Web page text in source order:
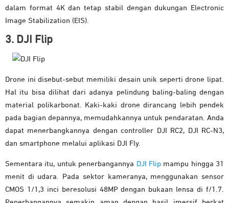
dalam format 4K dan tetap stabil dengan dukungan Electronic
Image Stabilization (EIS).
3. DJI Flip
Drone ini disebut-sebut memiliki desain unik seperti drone lipat.
Hal itu bisa dilihat dari adanya pelindung baling-baling dengan
material polikarbonat. Kaki-kaki drone dirancang lebih pendek
pada bagian depannya, memudahkannya untuk pendaratan. Anda
dapat menerbangkannya dengan controller DJI RC2, DJI RC-N3,
dan smartphone melalui aplikasi DJI Fly.
Sementara itu, untuk penerbangannya DJI Flipmampu hingga 31
menit di udara. Pada sektor kameranya, menggunakan sensor
CMOS 1/1,3 inci beresolusi 48MP dengan bukaan lensa di f/1.7.